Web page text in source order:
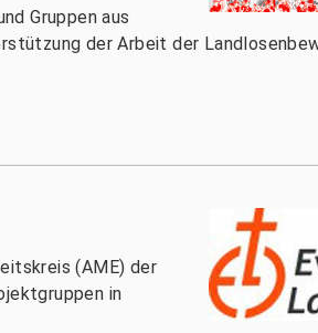
Gruppen aus
der Arbeit der
(AME) der
in